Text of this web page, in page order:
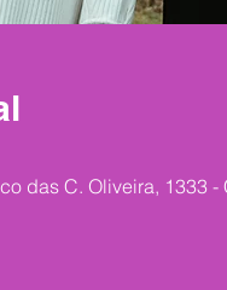
das C. Oliveira, 1333